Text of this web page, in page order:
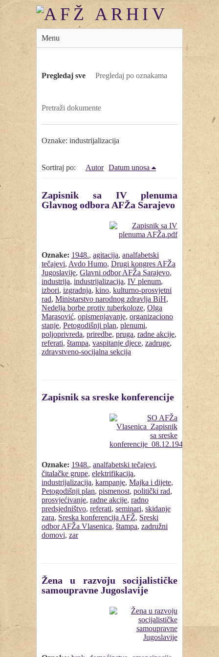
Menu
Pregledaj sve Pregledaj po oznakama
Pretraži dokumente
Oznake: industrijalizacija
Sortiraj po: Autor Datum unosa
Zapisnik sa IV plenuma
Glavnog odbora AFŽa Sarajevo
Oznake: 1948., agitacija, analfabetski
tečajevi, Avdo Humo, Drugi kongres AFŽa
Jugoslavije, Glavni odbor AFŽa Sarajevo,
industrija, industrijalizacija, IV plenum,
izbori, izgradnja, kino, kulturno-prosvjetni
rad, Ministarstvo narodnog zdravlja BiH,
Nedelja borbe protiv tuberkoloze, Olga
Marasović, opismenjavanje, organizaciono
stanje, Petogodišnji plan, plenumi,
poljoprivreda, priredbe, pruga, radne akcije,
referati, štampa, vaspitanje djece, zadruge,
zdravstveno-socijalna sekcija
Zapisnik sa sreske konferencije
Oznake: 1948., analfabetski tečajevi,
čitalačke grupe, elektrifikacija,
industrijalizacija, kampanje, Majka i dijete,
Petogodišnji plan, pismenost, politički rad,
prosvjećivanje, radne akcije, radno
predsjedništvo, referati, seminari, skidanje
zara, Sreska konferencija AFŽ, Sreski
odbor AFŽa Vlasenica, štampa, zadružni
domovi, zar
Žena u razvoju socijalističke
samoupravne Jugoslavije